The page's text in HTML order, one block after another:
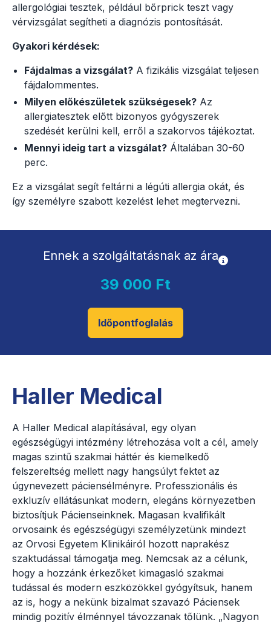
allergológiai tesztek, például bőrprick teszt vagy
vérvizsgálat segítheti a diagnózis pontosítását.
Gyakori kérdések:
Fájdalmas a vizsgálat? A fizikális vizsgálat teljesen
fájdalommentes.
Milyen előkészületek szükségesek? Az
allergiatesztek előtt bizonyos gyógyszerek
szedését kerülni kell, erről a szakorvos tájékoztat.
Mennyi ideig tart a vizsgálat? Általában 30-60
perc.
Ez a vizsgálat segít feltárni a légúti allergia okát, és
így személyre szabott kezelést lehet megtervezni.
Ennek a szolgáltatásnak az ára
39 000 Ft
Időpontfoglalás
Haller Medical
A Haller Medical alapításával, egy olyan
egészségügyi intézmény létrehozása volt a cél, amely
magas szintű szakmai háttér és kiemelkedő
felszereltség mellett nagy hangsúlyt fektet az
úgynevezett páciensélményre. Professzionális és
exkluzív ellátásunkat modern, elegáns környezetben
biztosítjuk Pácienseinknek. Magasan kvalifikált
orvosaink és egészségügyi személyzetünk mindezt
az Orvosi Egyetem Klinikáiról hozott naprakész
szaktudással támogatja meg. Nemcsak az a célunk,
hogy a hozzánk érkezőket kimagasló szakmai
tudással és modern eszközökkel gyógyítsuk, hanem
az is, hogy a nekünk bizalmat szavazó Páciensek
mindig pozitív élménnyel távozzanak tőlünk. „Nagyon